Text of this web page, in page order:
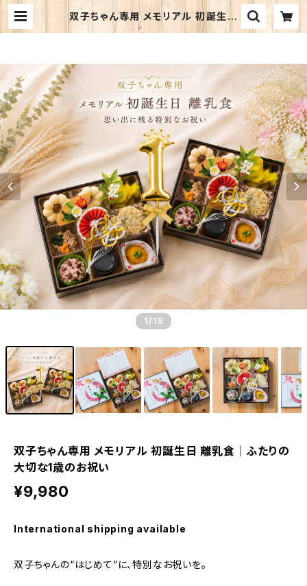
双子ちゃん専用 メモリアル 初誕生日
離乳食｜ふたりの大切な1歳のお祝い
1 /15
双子ちゃん専用 メモリアル 初誕生日 離乳食｜ふたりの
大切な1歳のお祝い
¥9,980
International shipping available
双子ちゃんの“はじめて”に、特別なお祝いを。